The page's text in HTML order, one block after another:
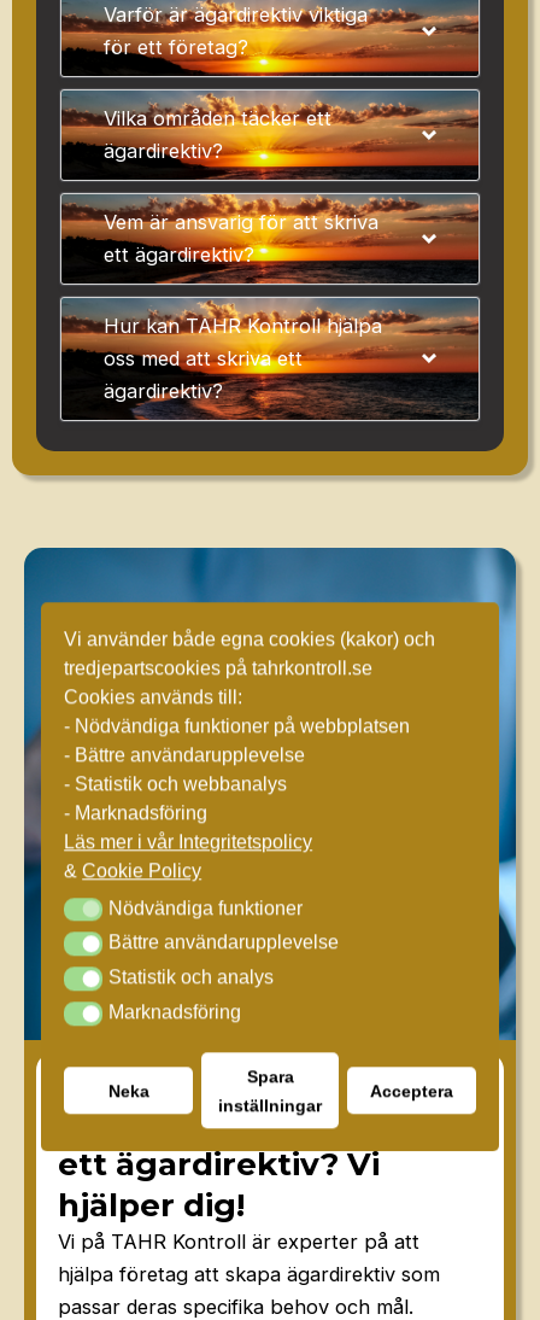
Varför är ägardirektiv viktiga
för ett företag?
Vilka områden täcker ett
ägardirektiv?
Vem är ansvarig för att skriva
ett ägardirektiv?
Hur kan TAHR Kontroll hjälpa
oss med att skriva ett
ägardirektiv?
Proffsig hjälp med ert ägardirektiv
Vill du ha hjälp att skriva
ett ägardirektiv? Vi
hjälper dig!
Vi på TAHR Kontroll är experter på att
hjälpa företag att skapa ägardirektiv som
passar deras specifika behov och mål.
Vi använder både egna cookies (kakor) och
tredjepartscookies på tahrkontroll.se
Cookies används till:
- Nödvändiga funktioner på webbplatsen
- Bättre användarupplevelse
- Statistik och webbanalys
- Marknadsföring
Läs mer i vår Integritetspolicy
&Cookie Policy
Nödvändiga funktioner
Nödvändiga funktioner
Bättre användarupplevelse
Bättre användarupplevelse
Statistik och analys
Statistik och analys
Marknadsföring
Marknadsföring
Neka
Spara
inställningar
Acceptera